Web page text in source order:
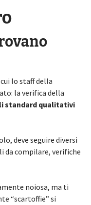
lo staff della
la verifica della
standard qualitativi
deve seguire diversi
da compilare, verifiche
noiosa, ma ti
“scartoffie” si